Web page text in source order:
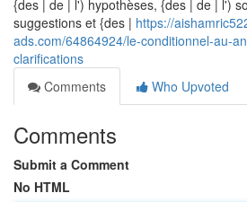
{des | de | l') hypothèses, {des | de | l')
suggestions et {des | https://
ads.com/64864924/le-conditionnel-au-
clarifications
Comments
Who Upvoted
Comments
Submit a Comment
No HTML